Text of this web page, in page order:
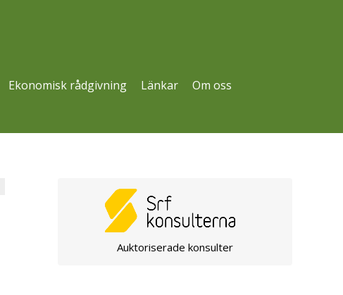
Ekonomisk rådgivning Länkar
Om oss
Auktoriserade konsulter